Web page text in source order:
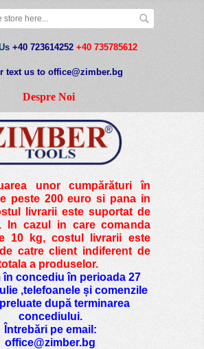
+40 723614252 +40 735785612
text us to office@zimber.bg
Despre Noi
unor cumpărături în
peste200 euro si pana in
livrarii este suportat de
In cazul in care comanda
10 kg, costul livrarii este
catre client indiferent de
a produselor.
în concediu în perioada 27
,telefoanele și comenzile
după terminarea
concediului.
Întrebări pe email:
office@zimber.bg